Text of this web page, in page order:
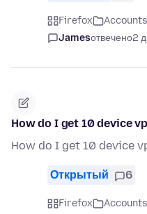
Firefox Accounts
Jamesотвечено2
How do I get 10 device
How do I get 10 device
Открытый 6
Firefox Accounts